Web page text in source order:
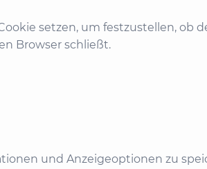
setzen, um festzustellen, ob
Browser schließt.
und Anzeigeoptionen zu